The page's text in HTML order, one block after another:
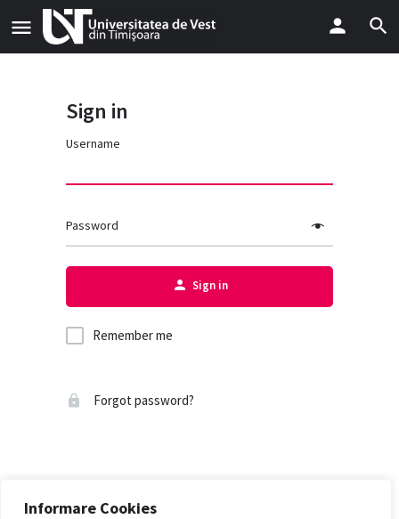
Informare Cookies
Sign in
Username
Password
Sign in
Remember me
Forgot password?